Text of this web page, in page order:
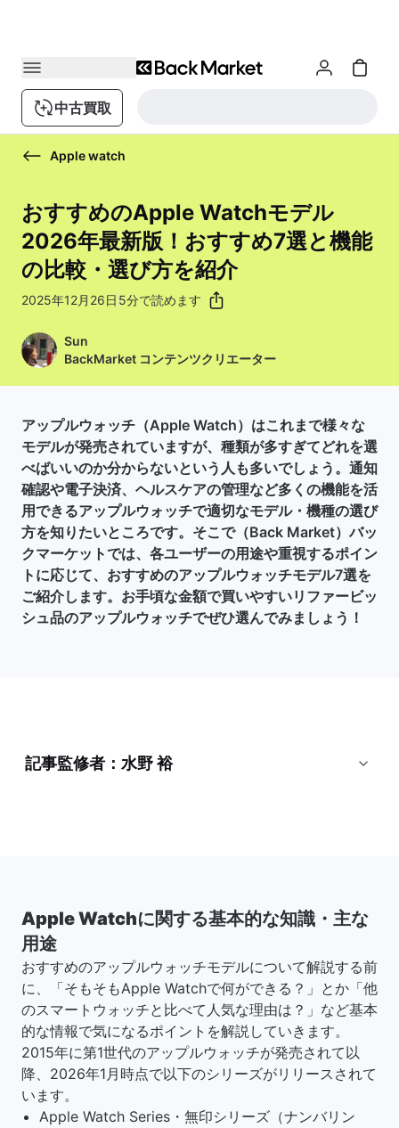
中古買取
Apple watch
おすすめのApple Watchモデル
2026年最新版！おすすめ7選と機能
の比較・選び方を紹介
2025年12月26日 5分で読めます
Sun
BackMarket コンテンツクリエーター
アップルウォッチ（Apple Watch）はこれまで様々な
モデルが発売されていますが、種類が多すぎてどれを選
べばいいのか分からないという人も多いでしょう。通知
確認や電子決済、ヘルスケアの管理など多くの機能を活
用できるアップルウォッチで適切なモデル・機種の選び
方を知りたいところです。そこで（Back Market）バッ
クマーケットでは、各ユーザーの用途や重視するポイン
トに応じて、おすすめのアップルウォッチモデル7選を
ご紹介します。お手頃な金額で買いやすいリファービッ
シュ品のアップルウォッチでぜひ選んでみましょう！
記事監修者：水野 裕
Apple Watchに関する基本的な知識・主な
用途
おすすめのアップルウォッチモデルについて解説する前
に、「そもそもApple Watchで何ができる？」とか「他
のスマートウォッチと比べて人気な理由は？」など基本
的な情報で気になるポイントを解説していきます。
2015年に第1世代のアップルウォッチが発売されて以
降、2026年1月時点で以下のシリーズがリリースされて
います。
Apple Watch Series・無印シリーズ（ナンバリン